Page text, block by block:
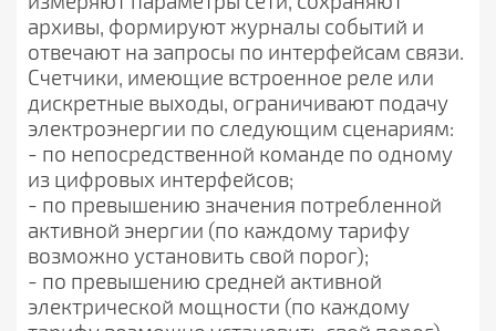
архивы, формируют журналы событий и
отвечают на запросы по интерфейсам связи.
Счетчики, имеющие встроенное реле или
дискретные выходы, ограничивают подачу
электроэнергии по следующим сценариям:
- по непосредственной команде по одному
из цифровых интерфейсов;
- по превышению значения потребленной
активной энергии (по каждому тарифу
возможно установить свой порог);
- по превышению средней активной
электрической мощности (по каждому